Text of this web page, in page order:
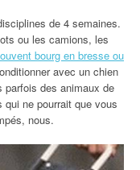
de 4 semaines.
ou les camions, les
bourg en bresse ou
avec un chien
parfois des animaux de
qui ne pourrait que vous
nous.